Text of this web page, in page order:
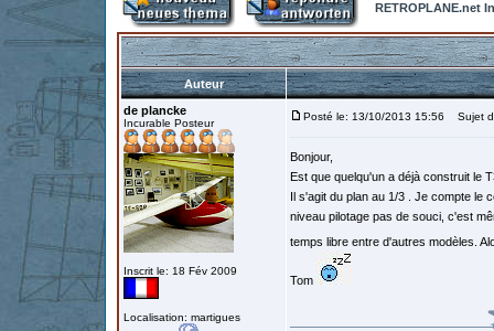
RETROPLANE.net
Auteur
de plancke
Incurable Posteur
Inscrit le: 18 Fév 2009
Localisation: martigues
Posté le: 13/10/2013 15:56 Sujet
Bonjour,
Est que quelqu'un a déjà construit le
Il s'agit du plan au 1/3 . Je compte le
niveau pilotage pas de souci, c'est
temps libre entre d'autres modèles.
Tom